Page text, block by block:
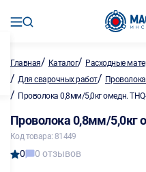
Главная/ Каталог/ Расходные
/ Для сварочных работ/
/ Проволока 0,8мм/5,0кг омедн. THQ-
Проволока 0,8мм/5,0кг
Код товара: 81449
0 0 отзывов